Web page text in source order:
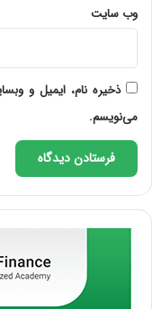
وب‌ سایت
ذخیره نام، ایمیل و
می‌نویسم.